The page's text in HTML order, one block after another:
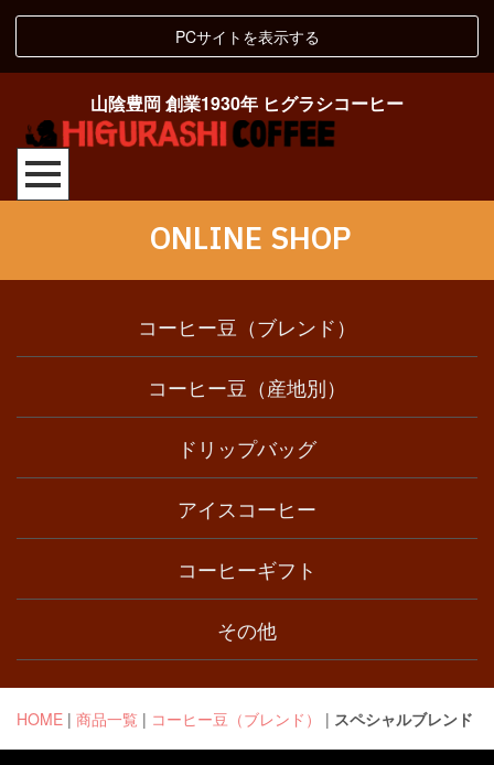
PCサイトを表示する
山陰豊岡 創業1930年 ヒグラシコーヒー
ONLINE SHOP
コーヒー豆（ブレンド）
コーヒー豆（産地別）
ドリップバッグ
アイスコーヒー
コーヒーギフト
その他
HOME | 商品一覧 | コーヒー豆（ブレンド） | スペシャルブレンド